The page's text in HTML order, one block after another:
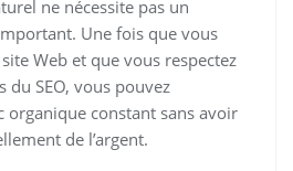
ne nécessite pas un
Une fois que vous
Web et que vous respectez
du SEO, vous pouvez
organique constant sans avoir
de l’argent.